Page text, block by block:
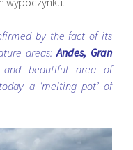
by the fact of its
areas:Andes, Gran
and beautiful area of
a ‘melting pot’ of